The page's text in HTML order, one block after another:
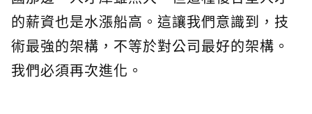
的薪資也是水漲船高。這讓我們意識到，技
術最強的架構，不等於對公司最好的架構。
我們必須再次進化。